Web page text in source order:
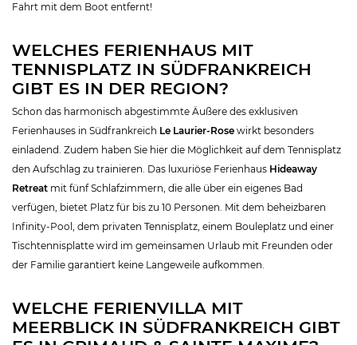
Fahrt mit dem Boot entfernt!
WELCHES FERIENHAUS MIT
TENNISPLATZ IN SÜDFRANKREICH
GIBT ES IN DER REGION?
Schon das harmonisch abgestimmte Äußere des exklusiven
Ferienhauses in Südfrankreich Le Laurier-Rose wirkt besonders
einladend. Zudem haben Sie hier die Möglichkeit auf dem Tennisplatz
den Aufschlag zu trainieren. Das luxuriöse Ferienhaus Hideaway
Retreat mit fünf Schlafzimmern, die alle über ein eigenes Bad
verfügen, bietet Platz für bis zu 10 Personen. Mit dem beheizbaren
Infinity-Pool, dem privaten Tennisplatz, einem Bouleplatz und einer
Tischtennisplatte wird im gemeinsamen Urlaub mit Freunden oder
der Familie garantiert keine Langeweile aufkommen.
WELCHE FERIENVILLA MIT
MEERBLICK IN SÜDFRANKREICH GIBT